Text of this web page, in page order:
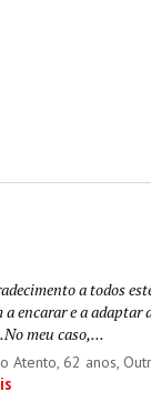
a todos
a encarar e a
meu caso,...
Atento, 62 anos,